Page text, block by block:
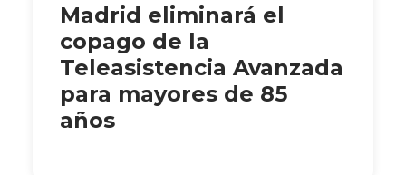
Madrid eliminará el
copago de la
Teleasistencia Avanzada
para mayores de 85
años